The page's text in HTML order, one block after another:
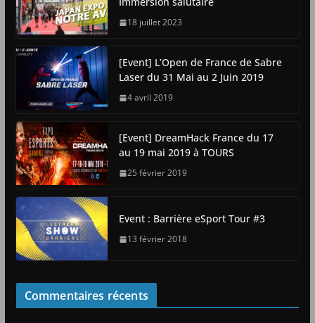
18 juillet 2023
[Event] L’Open de France de Sabre
Laser du 31 Mai au 2 Juin 2019
4 avril 2019
[Event] DreamHack France du 17
au 19 mai 2019 à TOURS
25 février 2019
Event : Barrière eSport Tour #3
13 février 2018
Commentaires récents